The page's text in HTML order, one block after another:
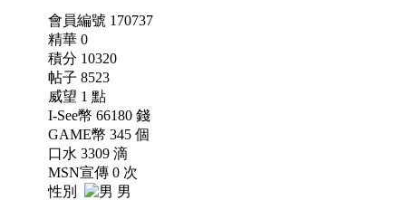
會員編號 170737
精華 0
積分 10320
帖子 8523
威望 1 點
I-See幣 66180 錢
GAME幣 345 個
口水 3309 滴
MSN宣傳 0 次
性別
男